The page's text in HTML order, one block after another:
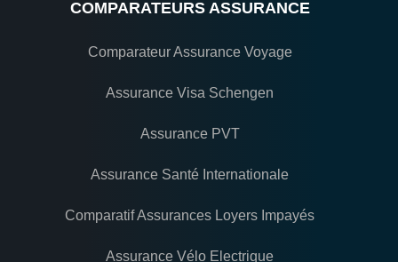
COMPARATEURS ASSURANCE
Comparateur Assurance Voyage
Assurance Visa Schengen
Assurance PVT
Assurance Santé Internationale
Comparatif Assurances Loyers Impayés
Assurance Vélo Electrique